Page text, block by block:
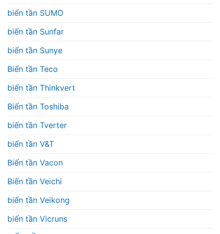
biến tần SUMO
biến tần Sunfar
biến tần Sunye
Biến tần Teco
biến tần Thinkvert
Biến tần Toshiba
biến tần Tverter
biến tần V&T
Biến tần Vacon
Biến tần Veichi
biến tần Veikong
biến tần Vicruns